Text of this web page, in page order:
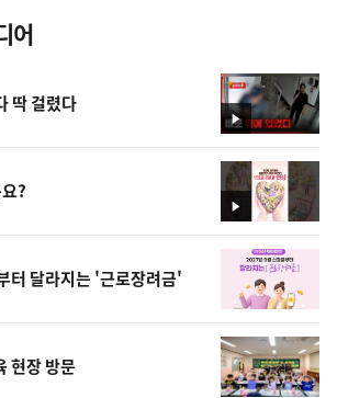
어
영
상
딱 걸렸다
영
상
?
터 달라지는 '근로장려금'
현장 방문